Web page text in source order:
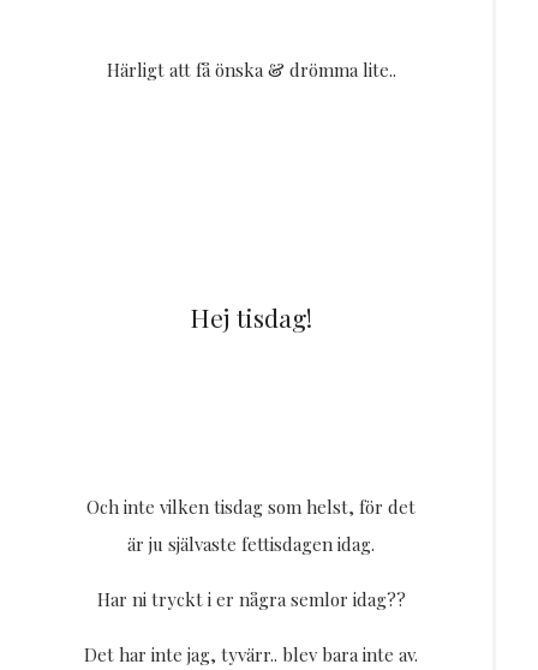
Härligt att få önska & drömma lite..
Hej tisdag!
Och inte vilken tisdag som helst, för det
är ju självaste fettisdagen idag.
Har ni tryckt i er några semlor idag??
Det har inte jag, tyvärr.. blev bara inte av.